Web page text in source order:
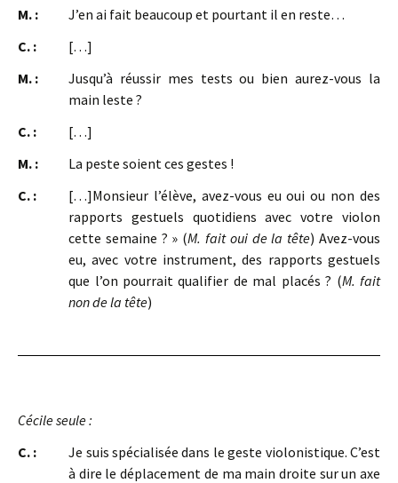
M. :
J’en ai fait beaucoup et pourtant il en reste…
C. :
[…]
M. :
Jusqu’à réussir mes tests ou bien aurez-vous la
main leste ?
C. :
[…]
M. :
La peste soient ces gestes !
C. :
[…]Monsieur l’élève, avez-vous eu oui ou non des
rapports gestuels quotidiens avec votre violon
cette semaine ? » (M. fait oui de la tête) Avez-vous
eu, avec votre instrument, des rapports gestuels
que l’on pourrait qualifier de mal placés ? (M. fait
non de la tête)
Cécile seule :
C. :
Je suis spécialisée dans le geste violonistique. C’est
à dire le déplacement de ma main droite sur un axe